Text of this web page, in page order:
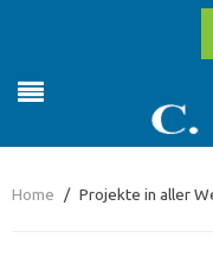
Home Projekte in aller